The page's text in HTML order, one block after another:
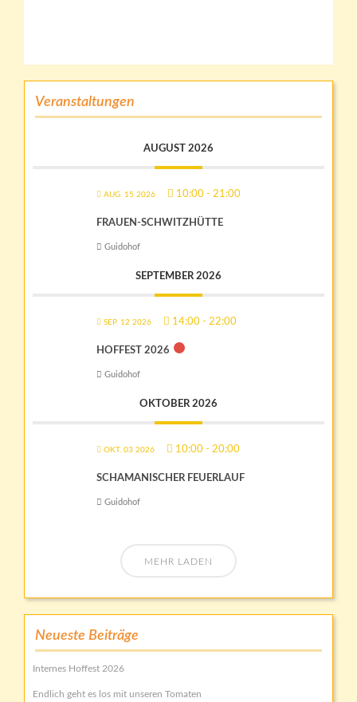
Veranstaltungen
AUGUST 2026
AUG. 15 2026 10:00 - 21:00
FRAUEN-SCHWITZHÜTTE
Guidohof
SEPTEMBER 2026
SEP. 12 2026 14:00 - 22:00
HOFFEST 2026
Guidohof
OKTOBER 2026
OKT. 03 2026 10:00 - 20:00
SCHAMANISCHER FEUERLAUF
Guidohof
MEHR LADEN
Neueste Beiträge
Internes Hoffest 2026
Endlich geht es los mit unseren Tomaten